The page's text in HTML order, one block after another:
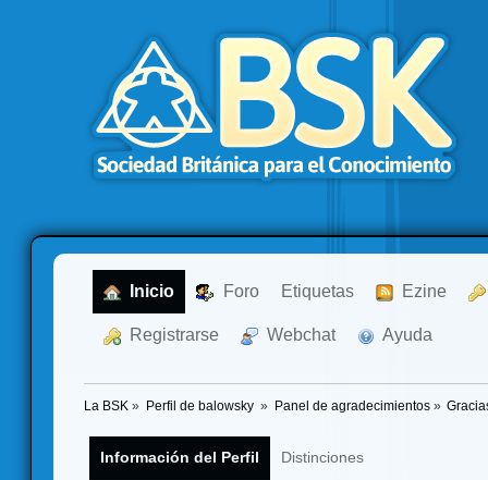
Inicio Foro Etiquetas Ezine
Registrarse Webchat Ayuda
La BSK » Perfil de balowsky » Panel de agradecimientos»
Información del Perfil Distinciones